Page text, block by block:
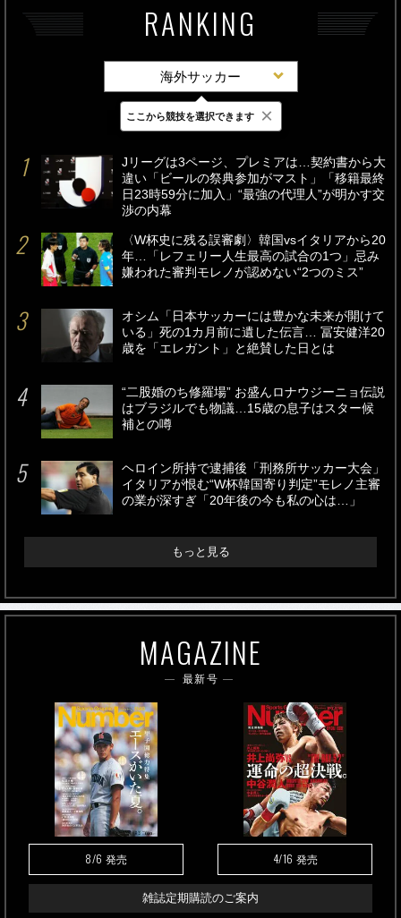
RANKING
海外サッカー
最新 24時間 週間
Jリーグは3ページ、プレミアは…契約書から大
違い「ビールの祭典参加がマスト」「移籍最終
日23時59分に加入」“最強の代理人”が明かす交
渉の内幕
〈W杯史に残る誤審劇〉韓国vsイタリアから20
年…「レフェリー人生最高の試合の1つ」忌み
嫌われた審判モレノが認めない“2つのミス”
オシム「日本サッカーには豊かな未来が開けて
いる」死の1カ月前に遺した伝言… 冨安健洋20
歳を「エレガント」と絶賛した日とは
“二股婚のち修羅場” お盛んロナウジーニョ伝説
はブラジルでも物議…15歳の息子はスター候
補との噂
ヘロイン所持で逮捕後「刑務所サッカー大会」
イタリアが恨む“W杯韓国寄り判定”モレノ主審
の業が深すぎ「20年後の今も私の心は…」
もっと見る
MAGAZINE
最新号
8/6 発売 4/16 発売
雑誌定期購読のご案内
ここから競技を選択できます ×